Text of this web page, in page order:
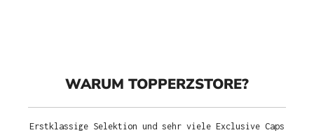
WARUM TOPPERZSTORE?
Erstklassige Selektion und sehr viele Exclusive Caps